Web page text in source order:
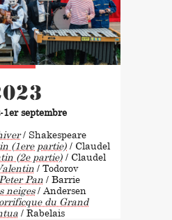
1er septembre
/ Shakespeare
(1ere partie) / Claudel
(2e partie)/ Claudel
/ Todorov
Pan/ Barrie
neiges/ Andersen
du Grand
/ Rabelais